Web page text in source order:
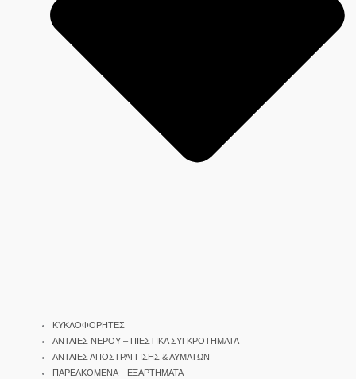
ΚΥΚΛΟΦΟΡΗΤΕΣ
ΑΝΤΛΙΕΣ ΝΕΡΟΥ – ΠΙΕΣΤΙΚΑ ΣΥΓΚΡΟΤΗΜΑΤΑ
ΑΝΤΛΙΕΣ ΑΠΟΣΤΡΑΓΓΙΣΗΣ & ΛΥΜΑΤΩΝ
ΠΑΡΕΛΚΟΜΕΝΑ – ΕΞΑΡΤΗΜΑΤΑ